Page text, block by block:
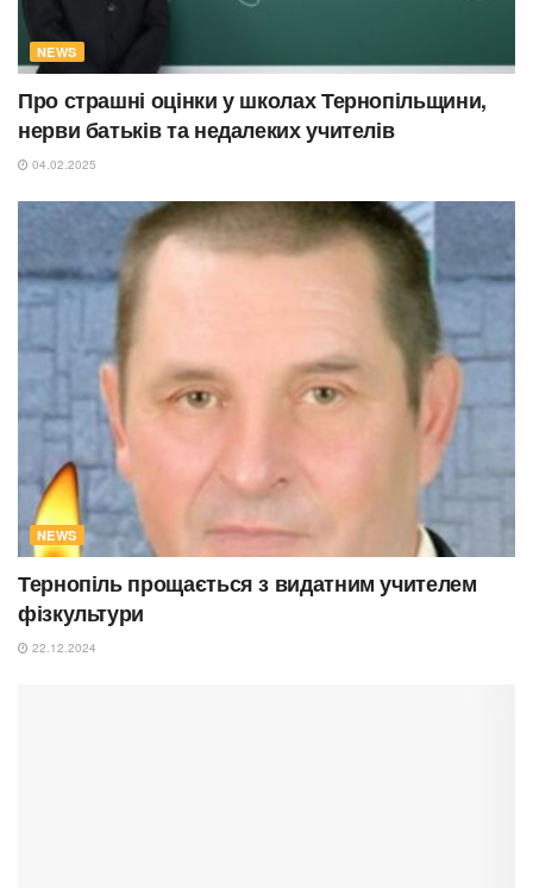
NEWS
Про страшні оцінки у школах Тернопільщини,
нерви батьків та недалеких учителів
04.02.2025
NEWS
Тернопіль прощається з видатним учителем
фізкультури
22.12.2024